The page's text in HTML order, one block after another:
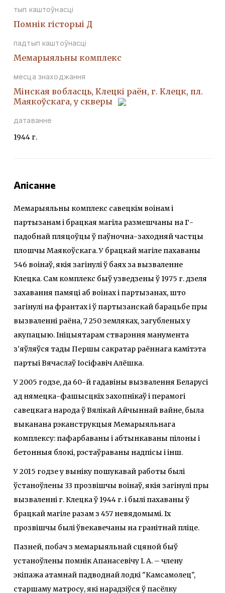
тып каштоўнасці
Помнiк гiсторыi Д
падтып каштоўнасці
Мемарыяльны комплекс
месца знаходжання
Мінская вобласць, Клецкі раён, г. Клецк, пл.
Маякоўскага, у скверы
датаванне
1944 г.
Апісанне
Мемарыяльны комплекс савецкім воінам і
партызанам і брацкая магіла размешчаны на Г-
падобнай пляцоўцы ў паўночна-заходняй частцы
плошчы Маякоўскага. У брацкай магіле пахаваны
546 воінаў, якія загінулі ў баях за вызваленне
Клецка. Сам комплекс быў узведзены ў 1975 г. дзеля
захавання памяці аб воінах і партызанах, што
загінулі на франтах і ў партызанскай барацьбе пры
вызваленні раёна, 7 250 земляках, загубленых у
акупацыю. Ініцыятарам стварэння манумента
з'яўляўся тады Першы сакратар раённага камітэта
партыі Вячаслаў Іосіфавіч Алёшка.
У 2005 годзе, да 60-й гадавіны вызвалення Беларусі
ад нямецка-фашысцкіх захопнікаў і перамогі
савецкага народа ў Вялікай Айчыннай вайне, была
выканана рэканструкцыя Мемарыяльнага
комплексу: пафарбаваны і абтынкаваны пілоны і
бетонныя блокі, рэстаўраваны надпісы і інш.
У 2015 годзе у выніку пошукавай работы былі
ўстаноўлены 33 прозвішчы воінаў, якія загінулі пры
вызваленні г. Клецка ў 1944 г. і былі пахаваны ў
брацкай магіле разам з 457 невядомымі. Іх
прозвішчы былі ўвекавечаны на гранітнай пліце.
Пазней, побач з мемарыяльнай сцяной быў
устаноўлены помнік Апанасевічу І. А. – члену
экіпажа атамнай падводнай лодкі "Камсамолец",
старшаму матросу, які нарадзіўся ў пасёлку